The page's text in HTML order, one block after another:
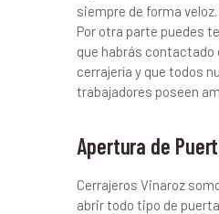
siempre de forma veloz.
Por otra parte puedes
que habrás contactado
cerrajería y que todos
trabajadores poseen
Apertura de
Cerrajeros Vinaroz
abrir todo tipo de